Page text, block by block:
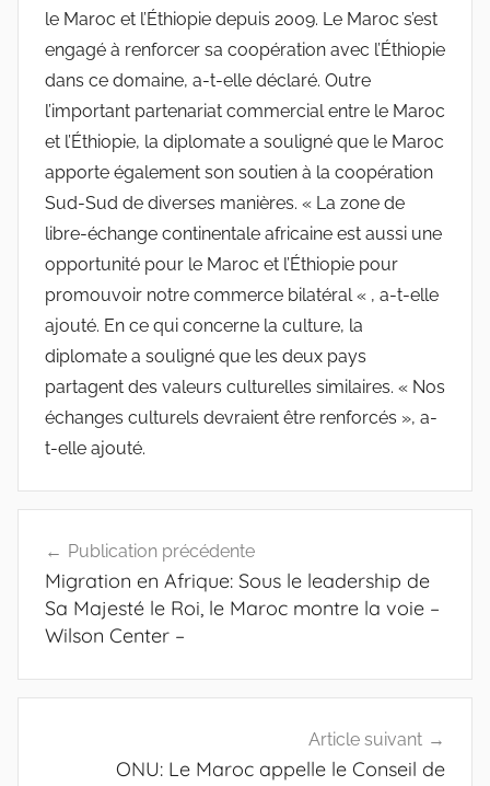
le Maroc et l’Éthiopie depuis 2009. Le Maroc s’est
engagé à renforcer sa coopération avec l’Éthiopie
dans ce domaine, a-t-elle déclaré. Outre
l’important partenariat commercial entre le Maroc
et l’Éthiopie, la diplomate a souligné que le Maroc
apporte également son soutien à la coopération
Sud-Sud de diverses manières. « La zone de
libre-échange continentale africaine est aussi une
opportunité pour le Maroc et l’Éthiopie pour
promouvoir notre commerce bilatéral « , a-t-elle
ajouté. En ce qui concerne la culture, la
diplomate a souligné que les deux pays
partagent des valeurs culturelles similaires. « Nos
échanges culturels devraient être renforcés », a-
t-elle ajouté.
de
l’article
Publication précédente
Migration en Afrique: Sous le leadership de
Sa Majesté le Roi, le Maroc montre la voie –
Wilson Center –
Article suivant
ONU: Le Maroc appelle le Conseil de